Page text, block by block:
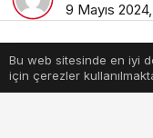
9 Mayıs
Bu web sitesinde en iyi
için çerezler
Anasayfa